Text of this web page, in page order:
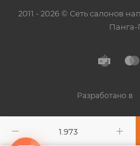
2011 - 2026 © Сеть салонов
Панга-
Разработано в